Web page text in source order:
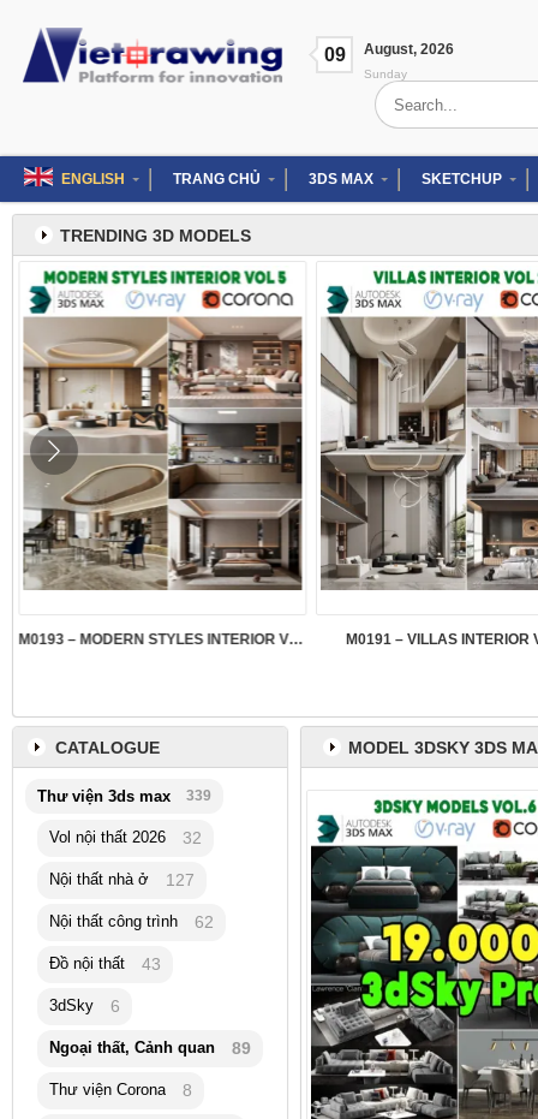
content
09 August, 2026
Sunday
Search
for:
ENGLISH TRANG CHỦ 3DS MAX SKETCHUP
TRENDING 3D MODELS
M0193 – MODERN STYLES INTERIOR VOL.5 M0191 – VILLAS INTERIOR
MODEL 3DSKY 3DS
CATALOGUE
Thư viện 3ds max 339
Vol nội thất 2026 32
Nội thất nhà ở 127
Nội thất công trình 62
Đồ nội thất 43
3dSky 6
Ngoại thất, Cảnh quan 89
Thư viện Corona 8